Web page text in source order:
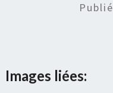
Publié
Images liées: